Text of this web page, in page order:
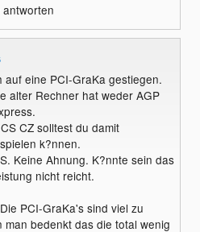
auf eine PCI-GraKa gestiegen.
alter Rechner hat weder AGP
CZ solltest du damit
k?nnen.
Keine Ahnung. K?nnte sein das
nicht reicht.
PCI-GraKa's sind viel zu
man bedenkt das die total wenig